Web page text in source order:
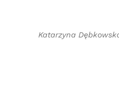
Katarzyna